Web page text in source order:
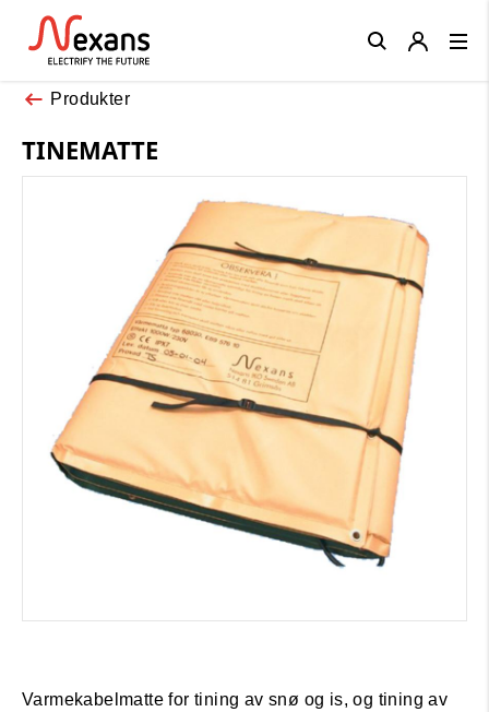
Produkter
TINEMATTE
Varmekabelmatte for tining av snø og is, og tining av
Close